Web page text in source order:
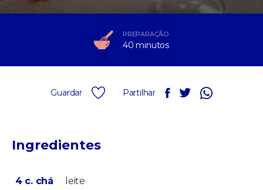
PREPARAÇÃO
40 minutos
Guardar Partilhar
Ingredientes
4 c. chá
leite